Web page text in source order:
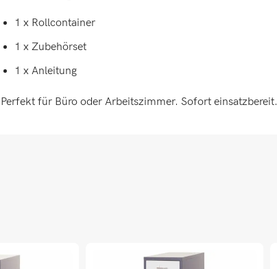
1 x Rollcontainer
1 x Zubehörset
1 x Anleitung
Perfekt für Büro oder Arbeitszimmer. Sofort einsatzbereit.